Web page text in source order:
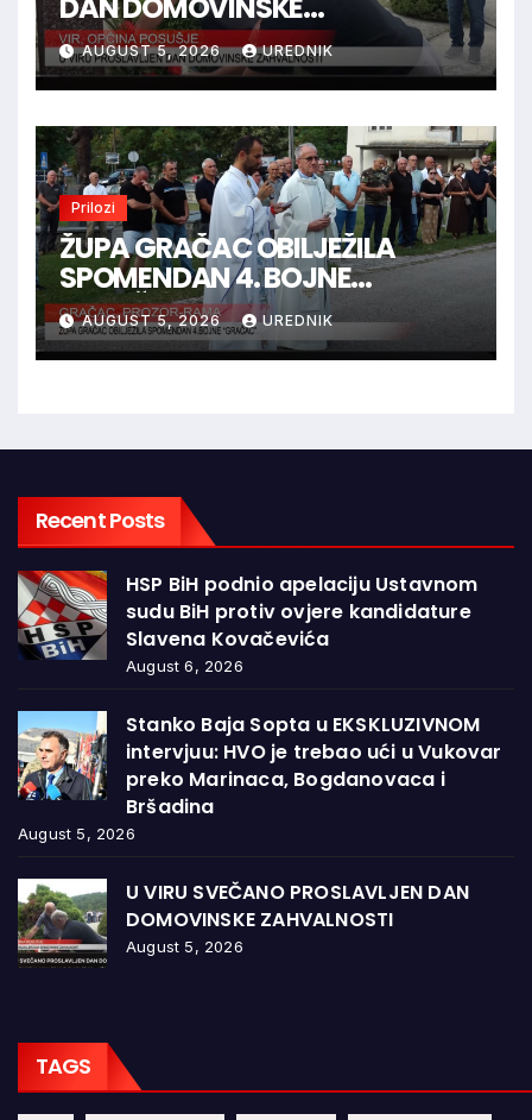
DAN DOMOVINSKE
ZAHVALNOSTI
AUGUST 5, 2026 UREDNIK
Prilozi
ŽUPA GRAČAC OBILJEŽILA
SPOMENDAN 4. BOJNE
“GRAČAC”
AUGUST 5, 2026 UREDNIK
Recent Posts
HSP BiH podnio apelaciju Ustavnom
sudu BiH protiv ovjere kandidature
Slavena Kovačevića
August 6, 2026
Stanko Baja Sopta u EKSKLUZIVNOM
intervjuu: HVO je trebao ući u Vukovar
preko Marinaca, Bogdanovaca i
Bršadina
August 5, 2026
U VIRU SVEČANO PROSLAVLJEN DAN
DOMOVINSKE ZAHVALNOSTI
August 5, 2026
TAGS